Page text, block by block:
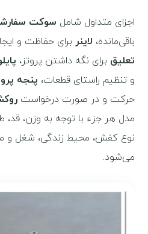
اجزای متداول شامل سوکت
باقی‌مانده، لاینر برای حفاظت و
تعلیق برای نگه داشتن پروتز،
و تنظیم راستای قطعات، پنجه
حرکت و در صورت درخواست
مدل هر جزء با توجه به وزن، قد،
نوع کفش، محیط زندگی، شغل و
می‌شود.